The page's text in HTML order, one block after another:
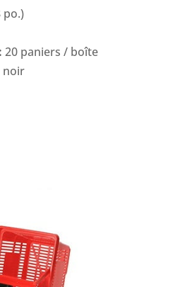
po.)
20 paniers / boîte
noir